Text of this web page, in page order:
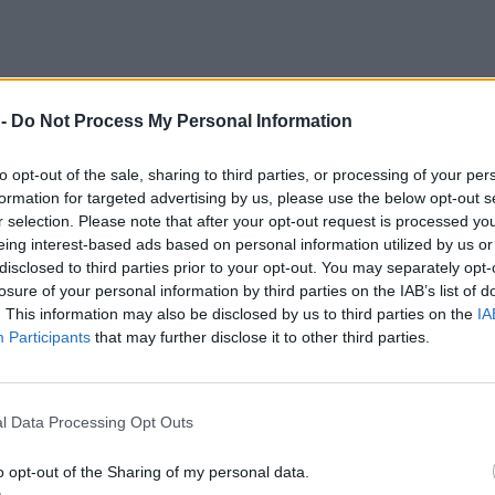
Do Not Process My Personal Information
opt-out of the sale, sharing to third parties, or processing of your
for targeted advertising by us, please use the below opt-out
selection. Please note that after your opt-out request is processed
interest-based ads based on personal information utilized by us
to third parties prior to your opt-out. You may separately
of your personal information by third parties on the IAB’s list of
This information may also be disclosed by us to third parties on the
Participants that may further disclose it to other third parties.
Data Processing Opt Outs
opt-out of the Sharing of my personal data.
σε επιχειρησιακή λειτουργία μετά το
είναι πύραυλος cruise αέρος - εδάφους και
για τις επιχειρησιακές ανάγκες της βρετανικής...
11:51
Βρετανία θα έχει 41 stealth μαχητικά
– Στόχος τα 138 αεροσκάφη πέμπτης
του 2025, οι βρετανικές αεροπορικές δυνάμεις